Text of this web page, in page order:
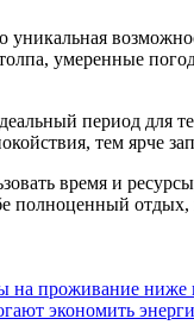
умеренные
период для
тем ярче
время и
полноценный отдых,
на проживание ниже
экономить